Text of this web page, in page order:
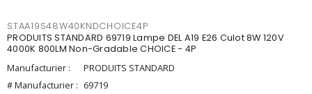
STAA19S48W40KNDCHOICE4P
PRODUITS STANDARD 69719 Lampe DEL A19 E26 Culot 8W 120V
4000K 800LM Non-Gradable CHOICE - 4P
Manufacturier :
PRODUITS STANDARD
# Manufacturier : 69719